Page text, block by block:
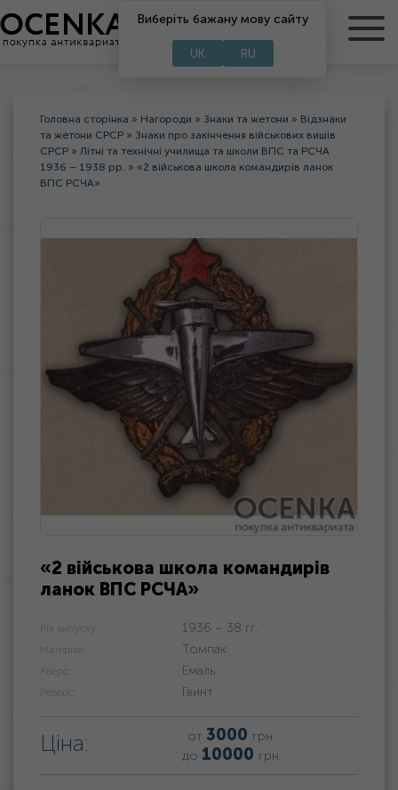
RU
Виберіть бажану мову сайту
UK RU
Головна сторінка » Нагороди » Знаки та жетони » Відзнаки
та жетони СРСР » Знаки про закінчення військових вишів
СРСР » Літні та технічні училища та школи ВПС та РСЧА
1936 – 1938 рр. » «2 військова школа командирів ланок
ВПС РСЧА»
«2 військова школа командирів
ланок ВПС РСЧА»
Рік випуску: 1936 – 38 гг.
Матеріал: Томпак
Аверс: Емаль
Реверс: Гвинт
Ціна: от 3000 грн
до 10000 грн